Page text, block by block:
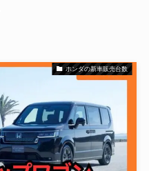
ホンダの新車販売台数